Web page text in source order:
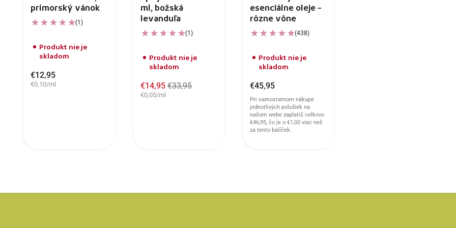
prímorský vánok
(1)
Produkt nie je
skladom
€12,95
€0,10/ml
ml, božská
levanduľa
(1)
Produkt nie je
skladom
€14,95€33,95
€0,05/ml
esenciálne oleje -
rôzne vône
(438)
Produkt nie je
skladom
€45,95
Pri samostatnom nákupe
jednotlivých položiek na
našom webe zaplatíš celkovo
€46,95 , čo je o€1,00 viac než
za tento balíček.